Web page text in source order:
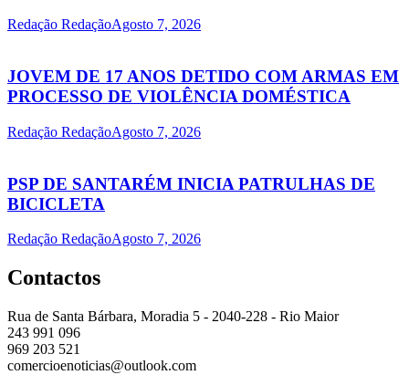
Redação RedaçãoAgosto 7, 2026
JOVEM DE 17 ANOS DETIDO COM ARMAS EM
PROCESSO DE VIOLÊNCIA DOMÉSTICA
Redação RedaçãoAgosto 7, 2026
PSP DE SANTARÉM INICIA PATRULHAS DE
BICICLETA
Redação RedaçãoAgosto 7, 2026
Contactos
Rua de Santa Bárbara, Moradia 5 - 2040-228 - Rio Maior
243 991 096
969 203 521
comercioenoticias@outlook.com